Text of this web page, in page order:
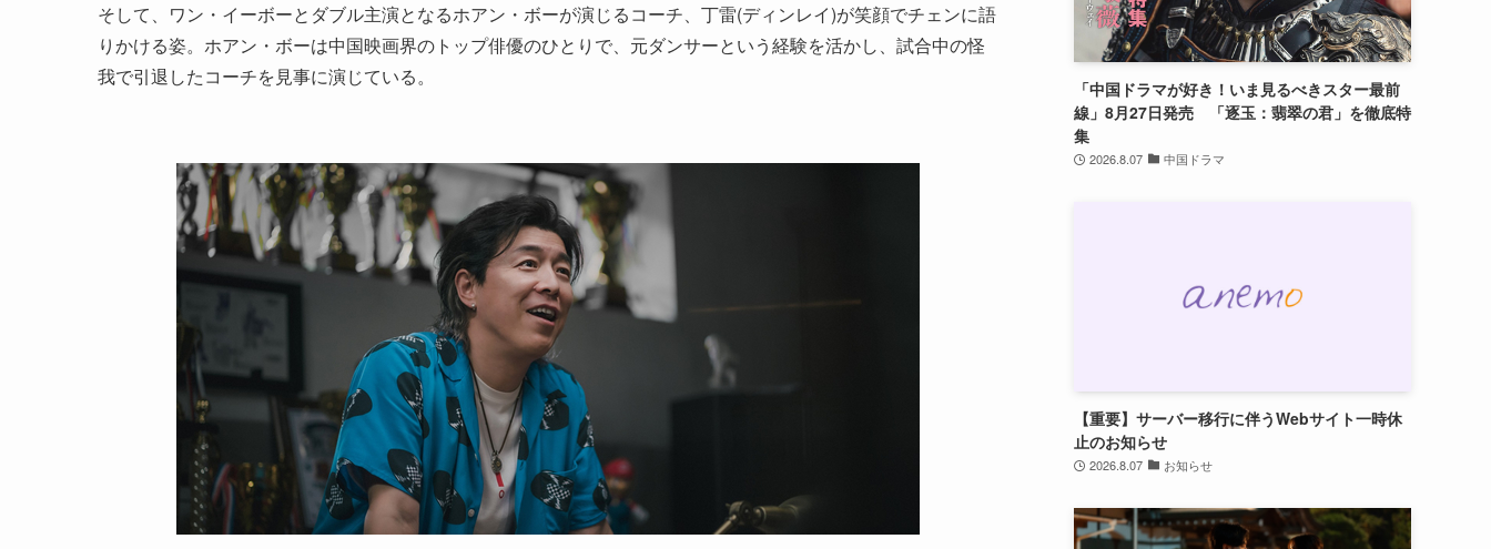
そして、ワン・イーボーとダブル主演となるホアン・ボーが演じるコーチ、丁雷(ディンレイ)が笑顔でチェンに語
りかける姿。ホアン・ボーは中国映画界のトップ俳優のひとりで、元ダンサーという経験を活かし、試合中の怪
我で引退したコーチを見事に演じている。
「中国ドラマが好き！いま見るべきスター最前
線」8月27日発売 「逐玉：翡翠の君」を徹底特
集
2026.8.07 中国ドラマ
【重要】サーバー移行に伴うWebサイト一時休
止のお知らせ
2026.8.07 お知らせ